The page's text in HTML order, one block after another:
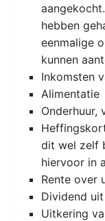
hebben
eenmalige
kunnen
Inkomsten
Alimentatie
Onderhuur,
dit wel zelf
hiervoor in
Rente over
Dividend
Uitkering